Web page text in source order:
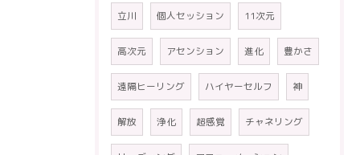
立川 個人セッション 11次元
高次元 アセンション 進化 豊かさ
遠隔ヒーリング ハイヤーセルフ 神
解放 浄化 超感覚 チャネリング